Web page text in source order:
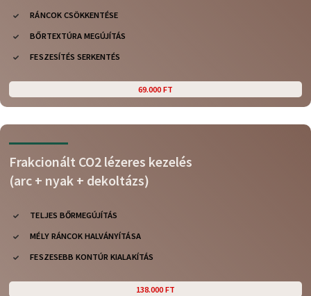
RÁNCOK CSÖKKENTÉSE
BŐRTEXTÚRA MEGÚJÍTÁS
FESZESÍTÉS SERKENTÉS
69.000 FT
Frakcionált CO2 lézeres kezelés
(arc + nyak + dekoltázs)
TELJES BŐRMEGÚJÍTÁS
MÉLY RÁNCOK HALVÁNYÍTÁSA
FESZESEBB KONTÚR KIALAKÍTÁS
138.000 FT